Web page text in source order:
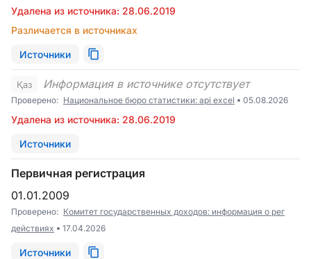
Удалена из источника: 28.06.2019
Различается в источниках
Источники
Қаз Информация в источнике отсутствует
Проверено: Национальное бюро статистики: api excel 05.08.2026
Удалена из источника: 28.06.2019
Источники
Первичная регистрация
01.01.2009
Проверено: Комитет государственных доходов: информация о рег
действиях
17.04.2026
Источники